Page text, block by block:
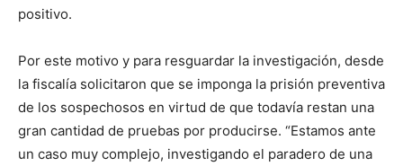
positivo.
Por este motivo y para resguardar la investigación, desde
la fiscalía solicitaron que se imponga la prisión preventiva
de los sospechosos en virtud de que todavía restan una
gran cantidad de pruebas por producirse. “Estamos ante
un caso muy complejo, investigando el paradero de una